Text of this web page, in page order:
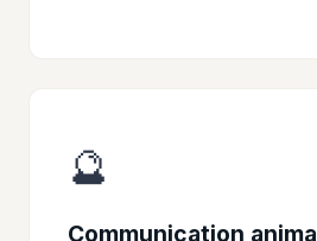
🔮
Communication